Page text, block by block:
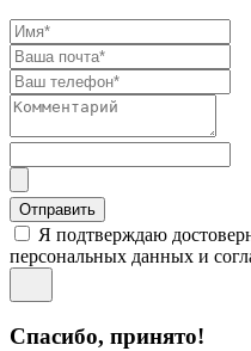
Отправить
Я подтверждаю
персональных данных и
Спасибо, принято!